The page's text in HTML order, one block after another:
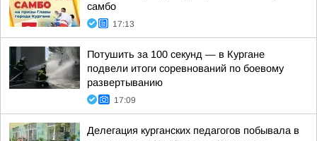
самбо
17:13
Потушить за 100 секунд — в Кургане
подвели итоги соревнований по боевому
развертыванию
17:09
Делегация курганских педагогов побывала в